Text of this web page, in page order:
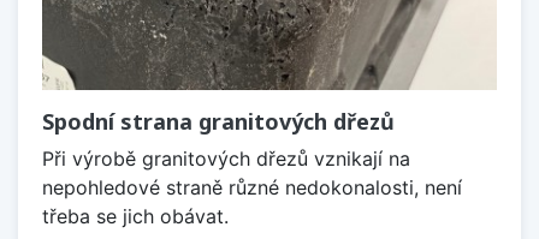
Spodní strana granitových dřezů
Při výrobě granitových dřezů vznikají na
nepohledové straně různé nedokonalosti, není
třeba se jich obávat.